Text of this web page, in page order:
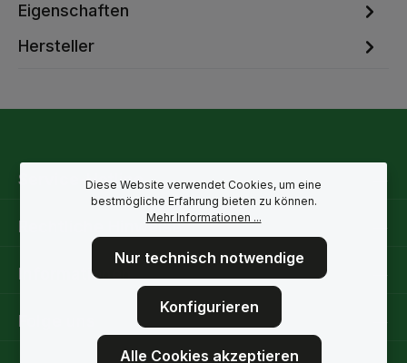
Eigenschaften
Hersteller
Service-Hotline
Rechtliche Hinweise
Informationen
Folge uns
Diese Website verwendet Cookies, um eine
bestmögliche Erfahrung bieten zu können.
Mehr Informationen ...
Nur technisch notwendige
Konfigurieren
Alle Cookies akzeptieren